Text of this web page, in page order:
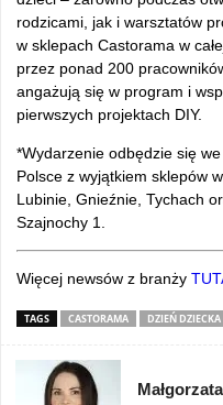
rodzicami, jak i warsztatów
w sklepach Castorama w
przez ponad 200
angażują się w program i
pierwszych projektach DIY.
*Wydarzenie odbędzie się
Polsce z wyjątkiem sklepów
Lubinie, Gnieźnie, Tychach
Szajnochy 1.
Więcej newsów z branży
TAGS CASTORAMA DZIEŃ DZIECKA